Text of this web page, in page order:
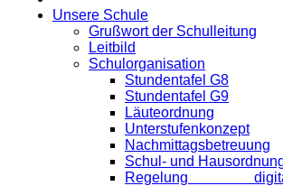
Unsere Schule
Grußwort der Schulleitung
Leitbild
Schulorganisation
Stundentafel G8
Stundentafel G9
Läuteordnung
Unterstufenkonzept
Nachmittagsbetreuung
Schul- und
Regelung